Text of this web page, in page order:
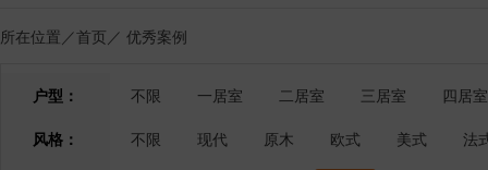
所在位置／首页 ／ 优秀案例
户型： 不限 一居室 二居室 三居室
四居室
风格：
不限 现代 原木 欧式 美式
法